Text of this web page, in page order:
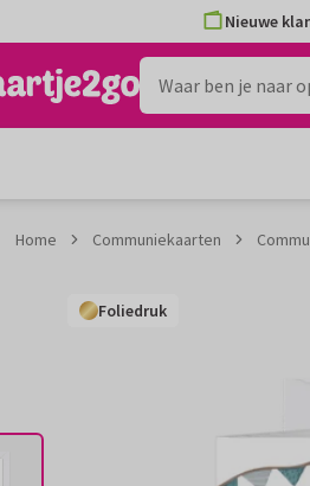
Nieuwe
Home Communiekaarten
Foliedruk
Foliedruk
Foliedruk
Foliedruk
Foliedruk